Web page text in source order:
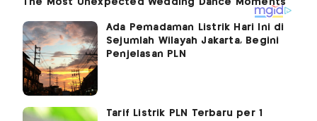
Ada Pemadaman Listrik Hari Ini di
Sejumlah Wilayah Jakarta, Begini
Penjelasan PLN
Tarif Listrik PLN Terbaru per 1